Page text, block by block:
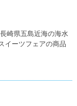
崎県五島近海の海水
イーツフェアの商品